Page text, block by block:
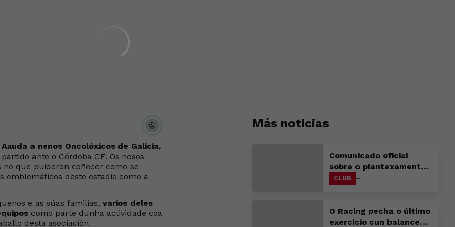
a nenos Oncolóxicos de Galicia,
ante o Córdoba CF. Os nosos
que puideron coñecer como se
deste estadio como a
e as súas familias, varios deles
como parte dunha actividade coa
desta asociación.
Más noticias
Comunicado oficial
sobre o plantexamento
creativo da campaña de
abonados
CLUB
O Racing pecha o último
exercicio cun balance